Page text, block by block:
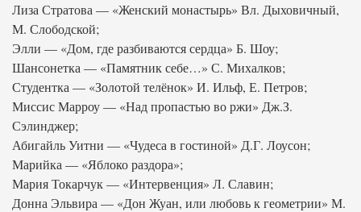
Лиза Стратова — «Женский монастырь» Вл. Дыховичный,
М. Слободской;
Элли — «Дом, где разбиваются сердца» Б. Шоу;
Шансонетка — «Памятник себе…» С. Михалков;
Студентка — «Золотой телёнок» И. Ильф, Е. Петров;
Миссис Марроу — «Над пропастью во ржи» Дж.З.
Сэлинджер;
Абигайль Уитни — «Чудеса в гостиной» Д.Г. Лоусон;
Марийка — «Яблоко раздора»;
Мария Токарчук — «Интервенция» Л. Славин;
Донна Эльвира — «Дон Жуан, или любовь к геометрии» М.